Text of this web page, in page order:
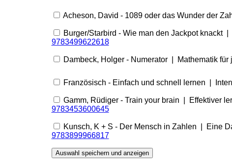
Acheson, David - 1089 oder das Wunder der
Burger/Starbird - Wie man den Jackpot knackt
9783499622618
Dambeck, Holger - Numerator | Mathematik
Französisch - Einfach und schnell lernen |
Gamm, Rüdiger - Train your brain | Effektiver
9783453600645
Kunsch, K + S - Der Mensch in Zahlen | Eine
9783899966817